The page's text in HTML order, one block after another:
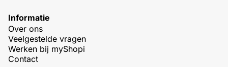
Informatie
Over ons
Veelgestelde vragen
Werken bij myShopi
Contact